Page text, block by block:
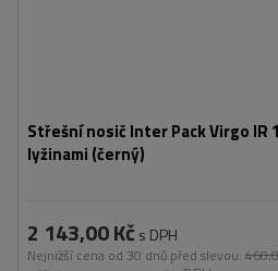
Střešní nosič Inter Pack Virgo IR
lyžinami (černý)
2 143,00 Kč s DPH
Nejnižší cena od 30 dnů před slevou: